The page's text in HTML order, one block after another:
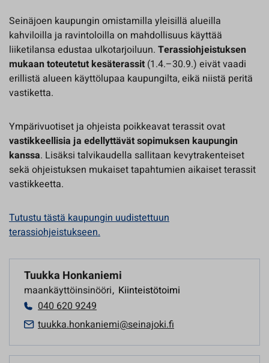
Seinäjoen kaupungin omistamilla yleisillä alueilla
kahviloilla ja ravintoloilla on mahdollisuus käyttää
liiketilansa edustaa ulkotarjoiluun. Terassiohjeistuksen
mukaan toteutetut kesäterassit (1.4.–30.9.) eivät vaadi
erillistä alueen käyttölupaa kaupungilta, eikä niistä peritä
vastiketta.
Ympärivuotiset ja ohjeista poikkeavat terassit ovat
vastikkeellisia ja edellyttävät sopimuksen kaupungin
kanssa. Lisäksi talvikaudella sallitaan kevytrakenteiset
sekä ohjeistuksen mukaiset tapahtumien aikaiset terassit
vastikkeetta.
Tutustu tästä kaupungin uudistettuun
terassiohjeistukseen.
Tuukka Honkaniemi
maankäyttöinsinööri, Kiinteistötoimi
040 620 9249
tuukka.honkaniemi@seinajoki.fi